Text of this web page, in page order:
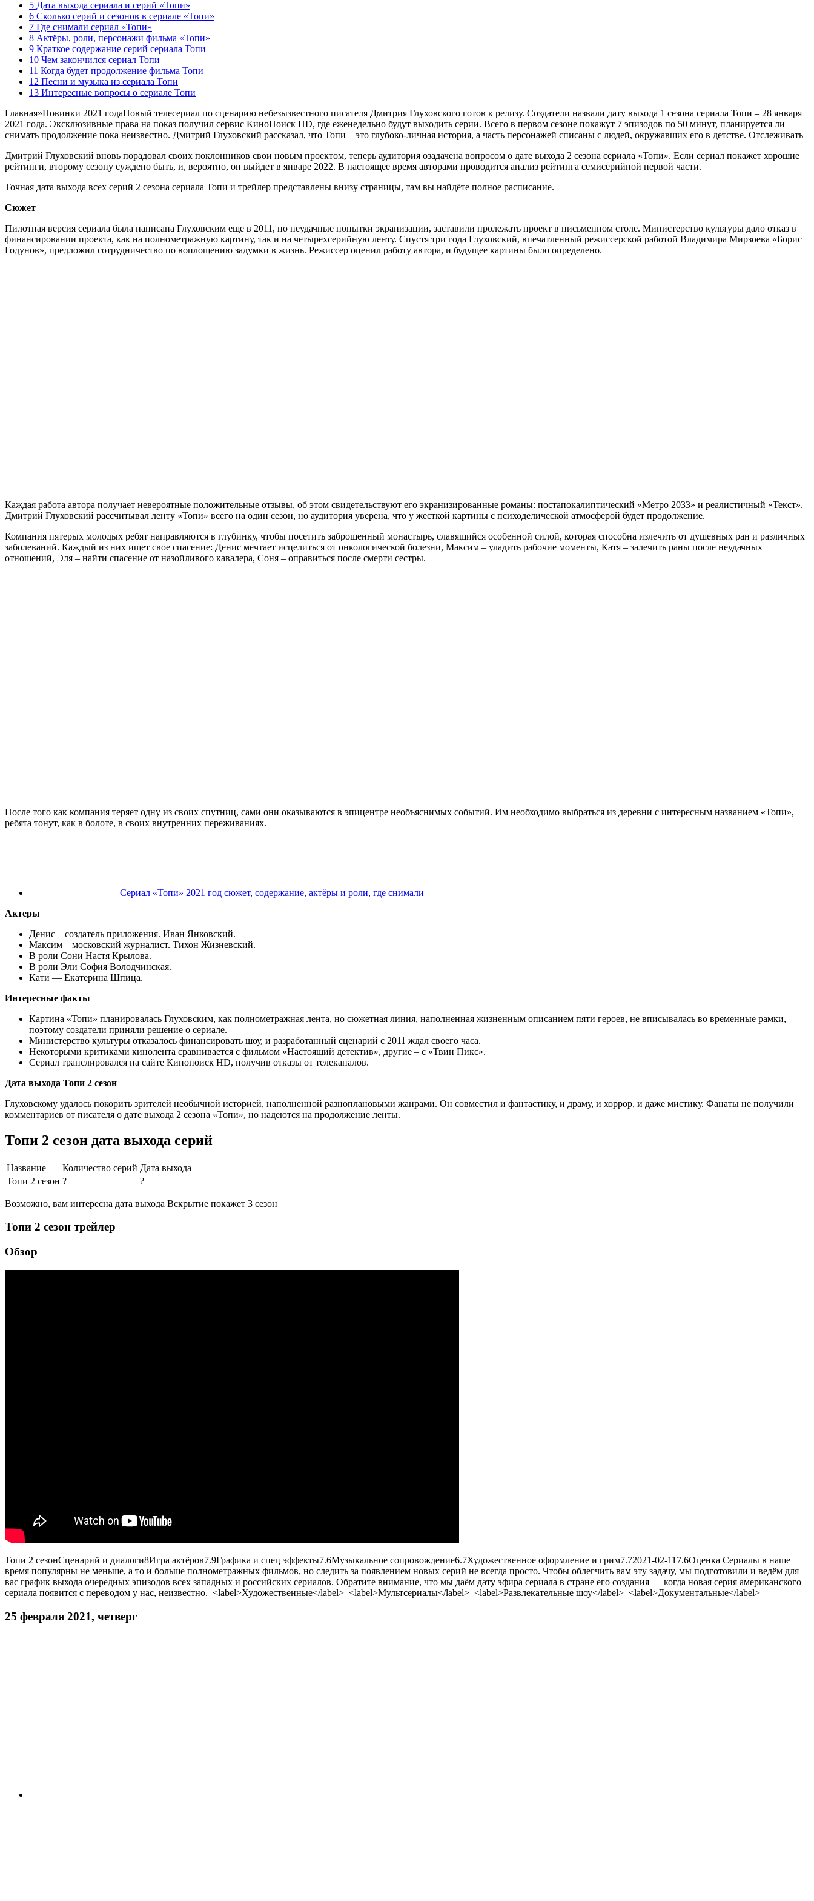
5 Дата выхода сериала и серий «Топи»
6 Сколько серий и сезонов в сериале «Топи»
7 Где снимали сериал «Топи»
8 Актёры, роли, персонажи фильма «Топи»
9 Краткое содержание серий сериала Топи
10 Чем закончился сериал Топи
11 Когда будет продолжение фильма Топи
12 Песни и музыка из сериала Топи
13 Интересные вопросы о сериале Топи
Главная»Новинки 2021 годаНовый телесериал по сценарию небезызвестного писателя Дмитрия Глуховского готов к релизу. Создатели назвали дату выхода 1 сезона сериала Топи – 28 января
2021 года. Эксклюзивные права на показ получил сервис КиноПоиск HD, где еженедельно будут выходить серии. Всего в первом сезоне покажут 7 эпизодов по 50 минут, планируется ли
снимать продолжение пока неизвестно. Дмитрий Глуховский рассказал, что Топи – это глубоко-личная история, а часть персонажей списаны с людей, окружавших его в детстве. Отслеживать
Дмитрий Глуховский вновь порадовал своих поклонников свои новым проектом, теперь аудитория озадачена вопросом о дате выхода 2 сезона сериала «Топи». Если сериал покажет хорошие
рейтинги, второму сезону суждено быть, и, вероятно, он выйдет в январе 2022. В настоящее время авторами проводится анализ рейтинга семисерийной первой части.
Точная дата выхода всех серий 2 сезона сериала Топи и трейлер представлены внизу страницы, там вы найдёте полное расписание.
Сюжет
Пилотная версия сериала была написана Глуховским еще в 2011, но неудачные попытки экранизации, заставили пролежать проект в письменном столе. Министерство культуры дало отказ в
финансировании проекта, как на полнометражную картину, так и на четырехсерийную ленту. Спустя три года Глуховский, впечатленный режиссерской работой Владимира Мирзоева «Борис
Годунов», предложил сотрудничество по воплощению задумки в жизнь. Режиссер оценил работу автора, и будущее картины было определено.
Каждая работа автора получает невероятные положительные отзывы, об этом свидетельствуют его экранизированные романы: постапокалиптический «Метро 2033» и реалистичный «Текст».
Дмитрий Глуховский рассчитывал ленту «Топи» всего на один сезон, но аудитория уверена, что у жесткой картины с психоделической атмосферой будет продолжение.
Компания пятерых молодых ребят направляются в глубинку, чтобы посетить заброшенный монастырь, славящийся особенной силой, которая способна излечить от душевных ран и различных
заболеваний. Каждый из них ищет свое спасение: Денис мечтает исцелиться от онкологической болезни, Максим – уладить рабочие моменты, Катя – залечить раны после неудачных
отношений, Эля – найти спасение от назойливого кавалера, Соня – оправиться после смерти сестры.
После того как компания теряет одну из своих спутниц, сами они оказываются в эпицентре необъяснимых событий. Им необходимо выбраться из деревни с интересным названием «Топи»,
ребята тонут, как в болоте, в своих внутренних переживаниях.
Сериал «Топи» 2021 год сюжет, содержание, актёры и роли, где снимали
Актеры
Денис – создатель приложения. Иван Янковский.
Максим – московский журналист. Тихон Жизневский.
В роли Сони Настя Крылова.
В роли Эли София Володчинская.
Кати — Екатерина Шпица.
Интересные факты
Картина «Топи» планировалась Глуховским, как полнометражная лента, но сюжетная линия, наполненная жизненным описанием пяти героев, не вписывалась во временные рамки,
поэтому создатели приняли решение о сериале.
Министерство культуры отказалось финансировать шоу, и разработанный сценарий с 2011 ждал своего часа.
Некоторыми критиками кинолента сравнивается с фильмом «Настоящий детектив», другие – с «Твин Пикс».
Сериал транслировался на сайте Кинопоиск HD, получив отказы от телеканалов.
Дата выхода Топи 2 сезон
Глуховскому удалось покорить зрителей необычной историей, наполненной разноплановыми жанрами. Он совместил и фантастику, и драму, и хоррор, и даже мистику. Фанаты не получили
комментариев от писателя о дате выхода 2 сезона «Топи», но надеются на продолжение ленты.
Топи 2 сезон дата выхода серий
Название Количество серий Дата выхода
Топи 2 сезон ? ?
Возможно, вам интересна дата выхода Вскрытие покажет 3 сезон
Топи 2 сезон трейлер
Обзор
Топи 2 сезонСценарий и диалоги8Игра актёров7.9Графика и спец эффекты7.6Музыкальное сопровождение6.7Художественное оформление и грим7.72021-02-11 7.6Оценка Сериалы в наше
время популярны не меньше, а то и больше полнометражных фильмов, но следить за появлением новых серий не всегда просто. Чтобы облегчить вам эту задачу, мы подготовили и ведём для
вас график выхода очередных эпизодов всех западных и российских сериалов. Обратите внимание, что мы даём дату эфира сериала в стране его создания — когда новая серия американского
сериала появится с переводом у нас, неизвестно. <label>Художественные</label> <label>Мультсериалы</label> <label>Развлекательные шоу</label> <label>Документальные</label>
25 февраля 2021, четверг